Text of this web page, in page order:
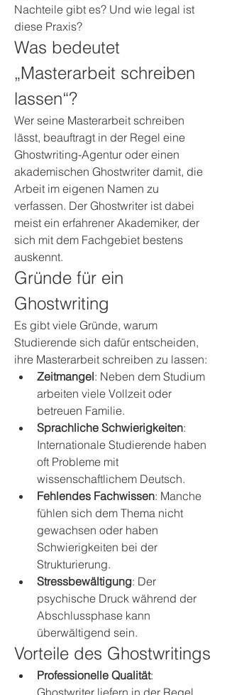
Nachteile gibt es? Und wie legal ist
diese Praxis?
Was bedeutet
„Masterarbeit schreiben
lassen“?
Wer seine Masterarbeit schreiben
lässt, beauftragt in der Regel eine
Ghostwriting-Agentur oder einen
akademischen Ghostwriter damit, die
Arbeit im eigenen Namen zu
verfassen. Der Ghostwriter ist dabei
meist ein erfahrener Akademiker, der
sich mit dem Fachgebiet bestens
auskennt.
Gründe für ein
Ghostwriting
Es gibt viele Gründe, warum
Studierende sich dafür entscheiden,
ihre Masterarbeit schreiben zu lassen:
Zeitmangel: Neben dem Studium
arbeiten viele Vollzeit oder
betreuen Familie.
Sprachliche Schwierigkeiten:
Internationale Studierende haben
oft Probleme mit
wissenschaftlichem Deutsch.
Fehlendes Fachwissen: Manche
fühlen sich dem Thema nicht
gewachsen oder haben
Schwierigkeiten bei der
Strukturierung.
Stressbewältigung: Der
psychische Druck während der
Abschlussphase kann
überwältigend sein.
Vorteile des Ghostwritings
Professionelle Qualität:
Ghostwriter liefern in der Regel